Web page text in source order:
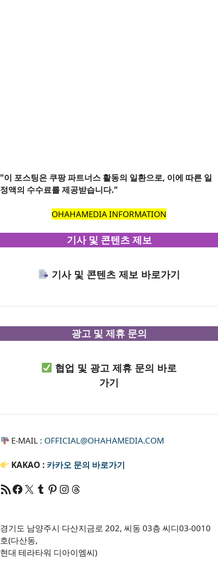
"이 포스팅은 쿠팡 파트너스 활동의 일환으로, 이에 따른 일
정액의 수수료를 제공받습니다."
OHAHAMEDIA INFORMATION
기사 및 콘텐츠 제보
기사 및 콘텐츠 제보 바로가기
광고 및 제휴 문의
협업 및 광고 제휴 문의 바로
가기
E-MAIL : OFFICIAL@OHAHAMEDIA.COM
KAKAO : 카카오 문의 바로가기
RSS 피드Facebook
X Tumblr
Pinterest
RSSThreads
경기도 남양주시 다산지금로 202, 씨동 03층 씨디03-0010
호(다산동,
현대 테라타워 디아이엠씨)